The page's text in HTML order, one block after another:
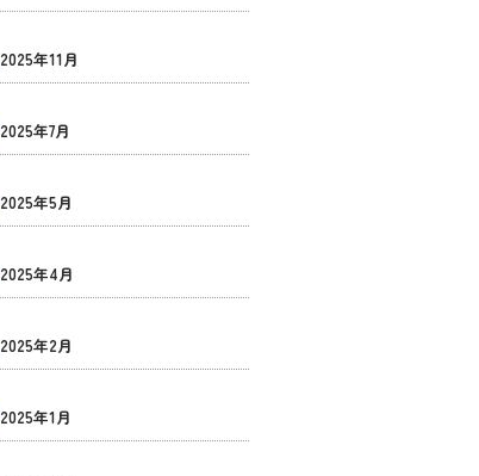
2025年11月
2025年7月
2025年5月
2025年4月
2025年2月
2025年1月